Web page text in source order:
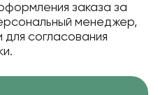
заказа за
менеджер,
согласования